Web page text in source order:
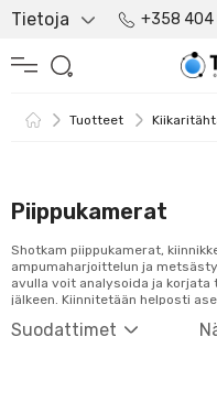
Tietoja +358 404
Tuotteet
Piippukamerat
Suodattimet
Shotkam piippukamerat,
ampumaharjoittelun ja
avulla voit analysoida ja korjata
jälkeen. Kiinnitetään helposti